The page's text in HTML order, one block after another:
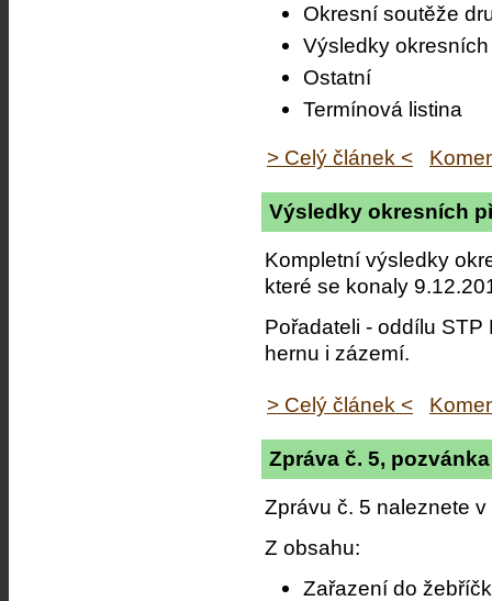
Okresní soutěže
Výsledky
Ostatní
Termínová listina
> Celý článek <
Výsledky okresních
Kompletní výsledky
které se konaly
Pořadateli - oddílu
hernu i zázemí.
> Celý článek <
Zpráva č. 5,
Zprávu č. 5 naleznete
Z obsahu:
Zařazení do